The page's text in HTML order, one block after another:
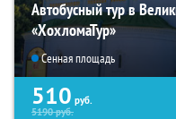
Автобусный тур в
«ХохломаТур»
Сенная площадь
510 руб.
5190руб.